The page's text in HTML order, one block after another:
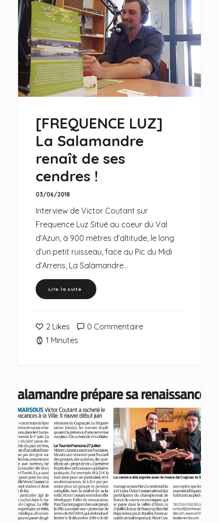
[FREQUENCE LUZ]
La Salamandre
renaît de ses
cendres !
03/06/2018
Interview de Victor Coutant sur
Frequence Luz Situé au coeur du Val
d’Azun, à 900 mètres d’altitude, le long
d’un petit ruisseau, face au Pic du Midi
d’Arrens, La Salamandre…
Lire la suite
2 Likes
0 Commentaire
1 Minutes